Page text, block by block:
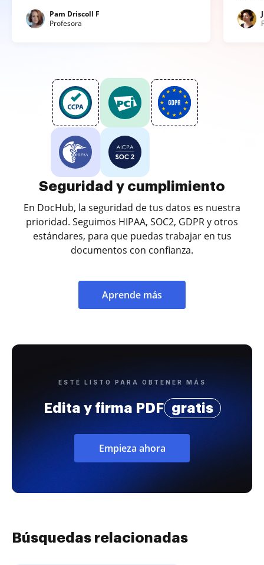
Pam Driscoll F
Profesora
Seguridad y cumplimiento
En DocHub, la seguridad de tus datos es nuestra
prioridad. Seguimos HIPAA, SOC2, GDPR y otros
estándares, para que puedas trabajar en tus
documentos con confianza.
Aprende más
ESTÉ LISTO PARA OBTENER MÁS
Edita y firma PDF gratis
Empieza ahora
Búsquedas relacionadas